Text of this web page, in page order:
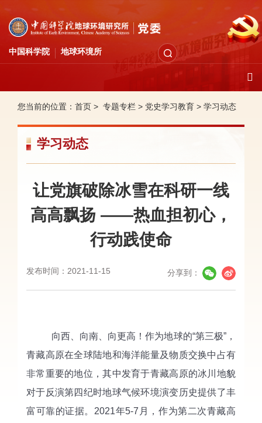
中国科学院 地球环境所
您当前的位置： 首页 > 专题专栏 > 党史学习教育 > 学习动态
学习动态
让党旗破除冰雪在科研一线
高高飘扬 ——热血担初心，
行动践使命
发布时间：2021-11-15 分享到：
向西、向南 、向更高 ！作为地球的“第三极”，
青藏高原在全球陆地和海洋能量及物质交换中占有
非常重要的地位，其中发育于青藏高原的冰川地貌
对于反演第四纪时地球气候环境演变历史提供了丰
富可靠的证据。2021年5-7 月， 作为第二次青藏高